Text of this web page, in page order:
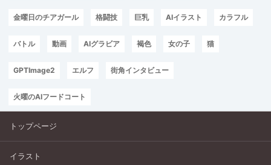
金曜日のチアガール 格闘技 巨乳 AIイラスト カラフル
バトル 動画 AIグラビア 褐色 女の子 猫
GPTImage2 エルフ 街角インタビュー
火曜のAIフードコート
トップページ
イラスト